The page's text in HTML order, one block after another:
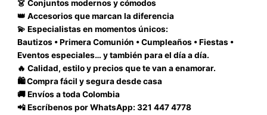
👗 Conjuntos modernos y cómodos
👑 Accesorios que marcan la diferencia
💫 Especialistas en momentos únicos:
Bautizos • Primera Comunión • Cumpleaños • Fiestas •
Eventos especiales… y también para el día a día.
🔥 Calidad, estilo y precios que te van a enamorar.
🛍️ Compra fácil y segura desde casa
🚚 Envíos a toda Colombia
📲 Escríbenos por WhatsApp: 321 447 4778